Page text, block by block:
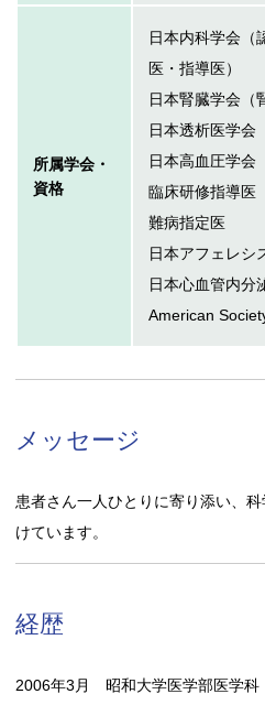
所属学会・
資格
日本内科学会（
医・指導医）
日本腎臓学会（
日本透析医学会
日本高血圧学会
臨床研修指導医
難病指定医
日本アフェレシ
日本心血管内分
American
メッセージ
患者さん一人ひとりに寄り添い、
けています。
経歴
2006年3月 昭和大学医学部医学